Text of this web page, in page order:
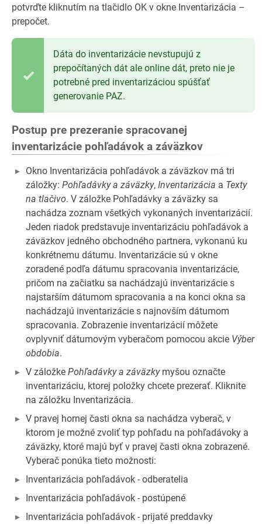
potvrďte kliknutím na tlačidlo OK v okne Inventarizácia –
prepočet.
Dáta do inventarizácie nevstupujú z
prepočítaných dát ale online dát, preto nie je
potrebné pred inventarizáciou spúšťať
generovanie PAZ.
Postup pre prezeranie spracovanej
inventarizácie pohľadávok a záväzkov
Okno Inventarizácia pohľadávok a záväzkov má tri
záložky: Pohľadávky a záväzky, Inventarizácia a Texty
na tlačivo. V záložke Pohľadávky a záväzky sa
nachádza zoznam všetkých vykonaných inventarizácií.
Jeden riadok predstavuje inventarizáciu pohľadávok a
záväzkov jedného obchodného partnera, vykonanú ku
konkrétnemu dátumu. Inventarizácie sú v okne
zoradené podľa dátumu spracovania inventarizácie,
pričom na začiatku sa nachádzajú inventarizácie s
najstarším dátumom spracovania a na konci okna sa
nachádzajú inventarizácie s najnovším dátumom
spracovania. Zobrazenie inventarizácií môžete
ovplyvniť dátumovým vyberačom pomocou akcie Výber
obdobia.
V záložke Pohľadávky a záväzkymyšou označte
inventarizáciu, ktorej položky chcete prezerať. Kliknite
na záložku Inventarizácia.
V pravej hornej časti okna sa nachádza vyberač, v
ktorom je možné zvoliť typ pohľadu na pohľadávoky a
záväzky, ktoré majú byť v pravej časti okna zobrazené.
Vyberač ponúka tieto možnosti:
Inventarizácia pohľadávok - odberatelia
Inventarizácia pohľadávok - postúpené
Inventarizácia pohľadávok - prijaté preddavky